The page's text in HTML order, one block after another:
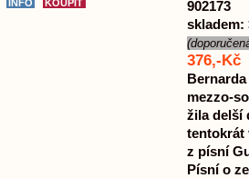
902173
skladem:
376,-Kč
mezzo-
žila delší
tentokrát
z písní
Písní o